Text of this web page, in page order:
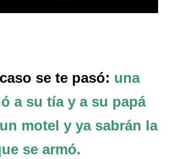
se te pasó: una
a su tía y a su papá
motel y ya sabrán la
se armó.